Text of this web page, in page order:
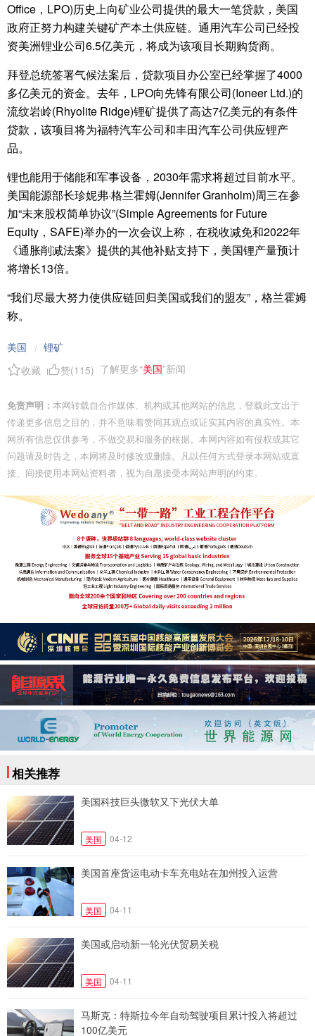
Office，LPO)历史上向矿业公司提供的最大一笔贷款，美国
政府正努力构建关键矿产本土供应链。通用汽车公司已经投
资美洲锂业公司6.5亿美元，将成为该项目长期购货商。
拜登总统签署气候法案后，贷款项目办公室已经掌握了4000
多亿美元的资金。去年，LPO向先锋有限公司(Ioneer Ltd.)的
流纹岩岭(Rhyolite Ridge)锂矿提供了高达7亿美元的有条件
贷款，该项目将为福特汽车公司和丰田汽车公司供应锂产
品。
锂也能用于储能和军事设备，2030年需求将超过目前水平。
美国能源部长珍妮弗·格兰霍姆(Jennifer Granholm)周三在参
加“未来股权简单协议”(Simple Agreements for Future
Equity，SAFE)举办的一次会议上称，在税收减免和2022年
《通胀削减法案》提供的其他补贴支持下，美国锂产量预计
将增长13倍。
“我们尽最大努力使供应链回归美国或我们的盟友”，格兰霍姆
称。
美国 / 锂矿
收藏
赞(115) 了解更多“美国”新闻
免责声明： 本网转载自合作媒体、机构或其他网站的信息，登载此文出于
传递更多信息之目的，并不意味着赞同其观点或证实其内容的真实性。本
网所有信息仅供参考，不做交易和服务的根据。本网内容如有侵权或其它
问题请及时告之，本网将及时修改或删除。凡以任何方式登录本网站或直
接、间接使用本网站资料者，视为自愿接受本网站声明的约束。
相关推荐
美国科技巨头微软又下光伏大单
美国 04-12
美国首座货运电动卡车充电站在加州投入运营
美国 04-11
美国或启动新一轮光伏贸易关税
美国 04-11
马斯克：特斯拉今年自动驾驶项目累计投入将超过
100亿美元